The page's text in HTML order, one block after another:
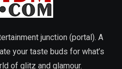
junction (portal). A
your taste buds for what’s
of glitz and glamour.